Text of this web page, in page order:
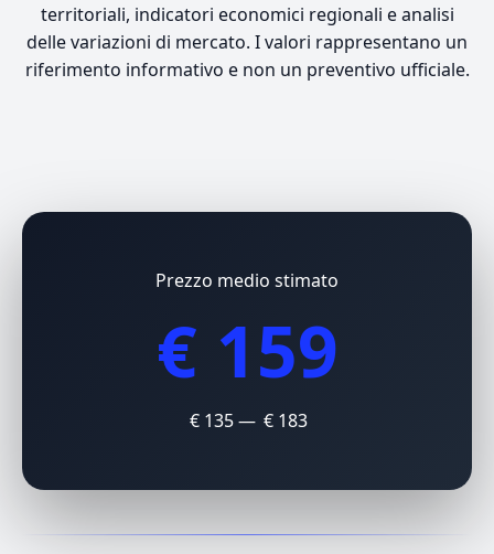
territoriali, indicatori economici regionali e analisi
delle variazioni di mercato. I valori rappresentano un
riferimento informativo e non un preventivo ufficiale.
Prezzo medio stimato
€ 159
€ 135 — € 183